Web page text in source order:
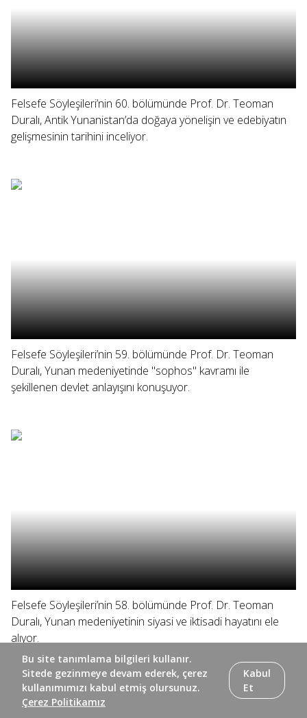
Felsefe Söyleşileri’nin 60. bölümünde Prof. Dr. Teoman
Duralı, Antik Yunanistan’da doğaya yönelişin ve edebiyatın
gelişmesinin tarihini inceliyor.
Felsefe Söyleşileri’nin 59. bölümünde Prof. Dr. Teoman
Duralı, Yunan medeniyetinde "sophos" kavramı ile
şekillenen devlet anlayışını konuşuyor.
Felsefe Söyleşileri’nin 58. bölümünde Prof. Dr. Teoman
Duralı, Yunan medeniyetinin siyasi ve iktisadi hayatını ele
alıyor.
Bu site tanımlama bilgileri kullanır.
Sitede gezinmeye devam ederek, çerez
kullanımımızı kabul etmiş olursunuz.
Çerez Politikamız
Kabul
Et